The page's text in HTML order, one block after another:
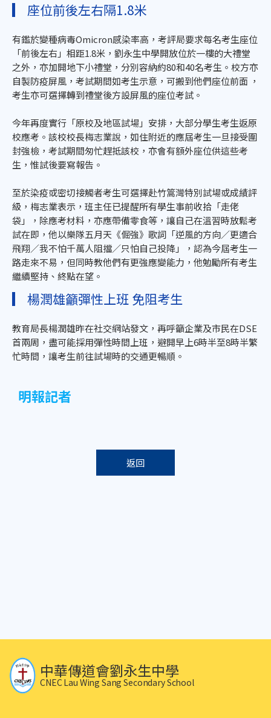
座位前後左右隔1.8米
有鑑於變種病毒Omicron感染率高，考評局要求每名考生座位
「前後左右」相距1.8米，劉永生中學開放位於一樓的大禮堂
之外，亦加開地下小禮堂，分別容納約80和40名考生。校方亦
自製防疫屏風，考試期間如考生示意，可搬到他們座位前面 ，
考生亦可選擇轉到禮堂後方設屏風的座位考試。
今年再度實行「原校及地區試場」安排，大部分學生考生返原
校應考。該校校長梅志業說，如住附近的應屆考生一旦接受圍
封強檢，考試期間匆忙趕抵該校，亦會有額外座位供這些考
生，惟試後要寫報告。
至於染疫或密切接觸者考生可選擇赴竹篙灣特別試場或成績評
級，梅志業表示，班主任已提醒所有學生事前收拾「走佬
袋」，除應考材料，亦應帶備零食等，讓自己在溫習時放鬆考
試在即，他以樂隊五月天《倔強》歌詞「逆風的方向／更適合
飛翔／我不怕千萬人阻擋／只怕自己投降」，認為今屆考生一
路走來不易，但同時教他們有更強應變能力，他勉勵所有考生
繼續堅持、終點在望。
楊潤雄籲彈性上班 免阻考生
教育局長楊潤雄昨在社交網站發文，再呼籲企業及市民在DSE
首兩周，盡可能採用彈性時間上班，避開早上6時半至8時半繁
忙時間，讓考生前往試場時的交通更暢順。
明報記者
返回
中華傳道會劉永生中學
CNEC Lau Wing Sang Secondary School